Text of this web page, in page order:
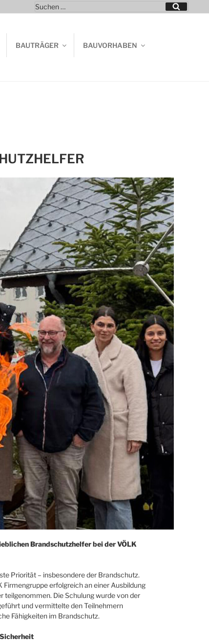
Suchen
nach:
Suchen
BAUTRÄGER BAUVORHABEN
Brandschutzhelfer bei der VÖLK
Priorität – insbesondere der Brandschutz.
Firmengruppe erfolgreich an einer Ausbildung
teilgenommen. Die Schulung wurde von der
und vermittelte den Teilnehmern
Fähigkeiten im Brandschutz.